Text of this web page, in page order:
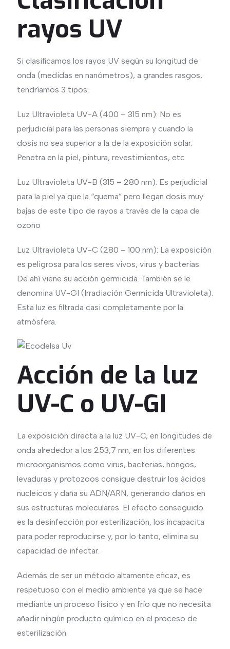
rayos UV
Si clasificamos los rayos UV según su longitud de
onda (medidas en nanómetros), a grandes rasgos,
tendríamos 3 tipos:
Luz Ultravioleta UV-A (400 – 315 nm): No es
perjudicial para las personas siempre y cuando la
dosis no sea superior a la de la exposición solar.
Penetra en la piel, pintura, revestimientos, etc
Luz Ultravioleta UV-B (315 – 280 nm): Es perjudicial
para la piel ya que la “quema” pero llegan dosis muy
bajas de este tipo de rayos a través de la capa de
ozono
Luz Ultravioleta UV-C (280 – 100 nm): La exposición
es peligrosa para los seres vivos, virus y bacterias.
De ahí viene su acción germicida. También se le
denomina UV-GI (Irradiación Germicida Ultravioleta).
Esta luz es filtrada casi completamente por la
atmósfera.
Acción de la luz
UV-C o UV-GI
La exposición directa a la luz UV-C, en longitudes de
onda alrededor a los 253,7 nm, en los diferentes
microorganismos como virus, bacterias, hongos,
levaduras y protozoos consigue destruir los ácidos
nucleicos y daña su ADN/ARN, generando daños en
sus estructuras moleculares. El efecto conseguido
es la desinfección por esterilización, los incapacita
para poder reproducirse y, por lo tanto, elimina su
capacidad de infectar.
Además de ser un método altamente eficaz, es
respetuoso con el medio ambiente ya que se hace
mediante un proceso físico y en frío que no necesita
añadir ningún producto químico en el proceso de
esterilización.